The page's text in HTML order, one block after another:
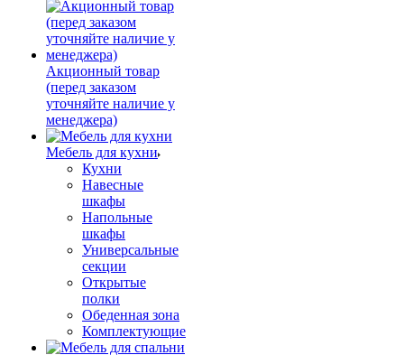
Акционный товар
(перед заказом
уточняйте наличие у
менеджера)
Мебель для кухни
Кухни
Навесные
шкафы
Напольные
шкафы
Универсальные
секции
Открытые
полки
Обеденная зона
Комплектующие